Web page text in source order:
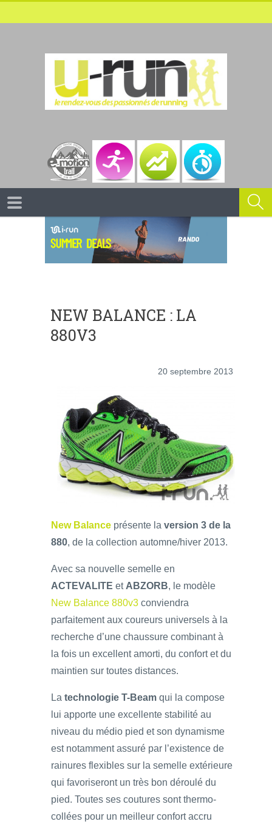
NEW BALANCE : LA
880V3
20 septembre 2013
New Balance présente la version 3 de la
880, de la collection automne/hiver 2013.
Avec sa nouvelle semelle en
ACTEVALITE et ABZORB, le modèle
New Balance 880v3 conviendra
parfaitement aux coureurs universels à la
recherche d’une chaussure combinant à
la fois un excellent amorti, du confort et du
maintien sur toutes distances.
La technologie T-Beam qui la compose
lui apporte une excellente stabilité au
niveau du médio pied et son dynamisme
est notamment assuré par l’existence de
rainures flexibles sur la semelle extérieure
qui favoriseront un très bon déroulé du
pied. Toutes ses coutures sont thermo-
collées pour un meilleur confort accru